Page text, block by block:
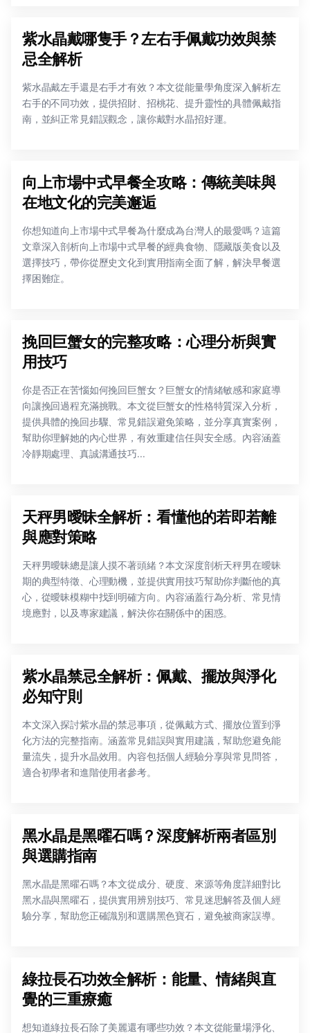
紫水晶戴哪隻手？左右手佩戴功效與禁
忌全解析
紫水晶戴左手還是右手才有效？本文從能量學角度深入解析左
右手的不同功效，提供招財、招桃花、提升靈性的具體佩戴指
南，並糾正常見錯誤觀念，讓你戴對水晶招好運。
向上市場中式早餐全攻略：傳統美味與
在地文化的完美邂逅
你想知道向上市場中式早餐為什麼成為台灣人的最愛嗎？這篇
文章深入剖析向上市場中式早餐的經典食物、隱藏版美食以及
選擇技巧，帶你從歷史文化到實用指南全面了解，解決早餐選
擇困難症。
挽回巨蟹女的完整攻略：心理分析與實
用技巧
你是否正在苦惱如何挽回巨蟹女？巨蟹女的情緒敏感和家庭導
向讓挽回過程充滿挑戰。本文從巨蟹女的性格特質深入分析，
提供具體的挽回步驟、常見錯誤避免策略，並分享真實案例，
幫助你理解她的內心世界，有效重建信任與安全感。內容涵蓋
冷靜期處理、真誠溝通技巧...
天秤男曖昧全解析：看懂他的若即若離
與應對策略
天秤男曖昧總是讓人摸不著頭緒？本文深度剖析天秤男在曖昧
期的典型特徵、心理動機，並提供實用技巧幫助你判斷他的真
心，從曖昧模糊中找到明確方向。內容涵蓋行為分析、常見情
境應對，以及專家建議，解決你在關係中的困惑。
紫水晶禁忌全解析：佩戴、擺放與淨化
必知守則
本文深入探討紫水晶的禁忌事項，從佩戴方式、擺放位置到淨
化方法的完整指南。涵蓋常見錯誤與實用建議，幫助您避免能
量流失，提升水晶效用。內容包括個人經驗分享與常見問答，
適合初學者和進階使用者參考。
黑水晶是黑曜石嗎？深度解析兩者區別
與選購指南
黑水晶是黑曜石嗎？本文從成分、硬度、來源等角度詳細對比
黑水晶與黑曜石，提供實用辨別技巧、常見迷思解答及個人經
驗分享，幫助您正確識別和選購黑色寶石，避免被商家誤導。
綠拉長石功效全解析：能量、情緒與直
覺的三重療癒
想知道綠拉長石除了美麗還有哪些功效？本文從能量場淨化、